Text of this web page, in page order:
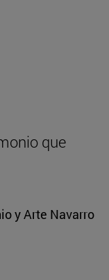
que
y Arte Navarro